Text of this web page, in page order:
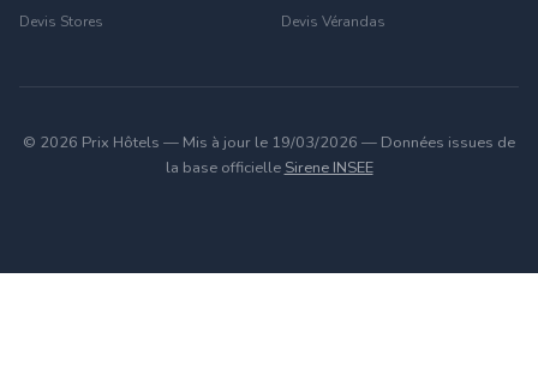
Devis Stores
Devis Vérandas
© 2026 Prix Hôtels — Mis à jour le 19/03/2026 — Données issues de
la base officielle Sirene INSEE